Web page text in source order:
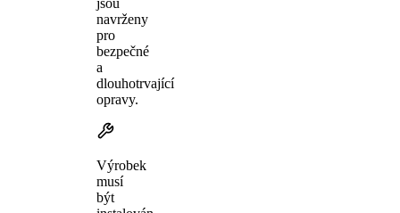
navrženy
pro
bezpečné
a
dlouhotrvající
opravy.
Výrobek
musí
být